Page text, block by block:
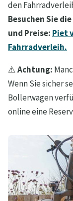
den
Besuchen Sie
und Preise: Piet
Fahrradverleih.
⚠️Achtung:
Wenn Sie sicher
Bollerwagen
online eine